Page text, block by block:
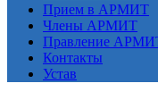
Прием в АРМИТ
Члены АРМИТ
Правление
Контакты
Устав